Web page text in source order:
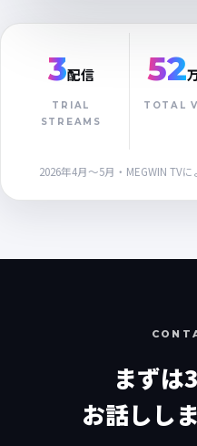
3配信
TRIAL
STREAMS
52
TOTAL
2026年4月〜5月・MEGWIN TV
まずは
お話しし